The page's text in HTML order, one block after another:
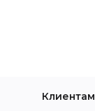
Клиентам